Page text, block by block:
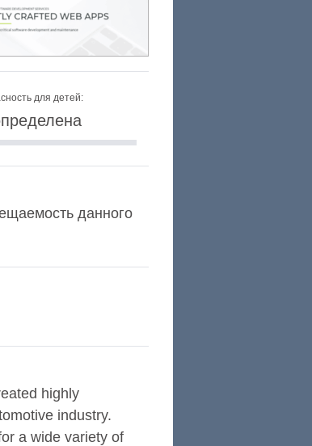
для детей:
данного
highly
industry.
a wide variety of